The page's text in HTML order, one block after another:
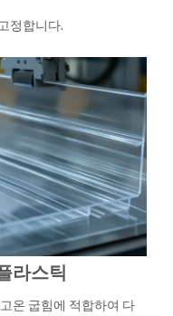
정합니다.
라스틱
온 굽힘에 적합하여 다